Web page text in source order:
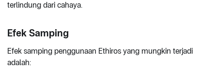
terlindung dari cahaya.
Efek Samping
Efek samping penggunaan Ethiros yang mungkin terjadi
adalah: